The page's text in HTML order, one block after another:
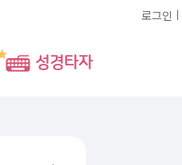
로그인 ㅣ
성경타자